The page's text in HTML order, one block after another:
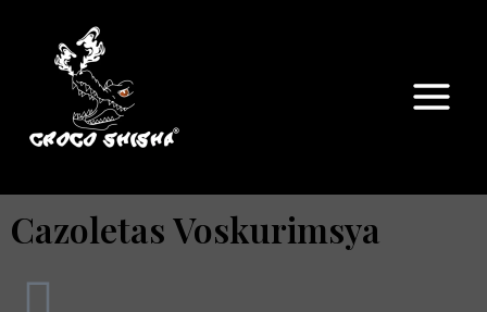
contenido
Cazoletas Voskurimsya